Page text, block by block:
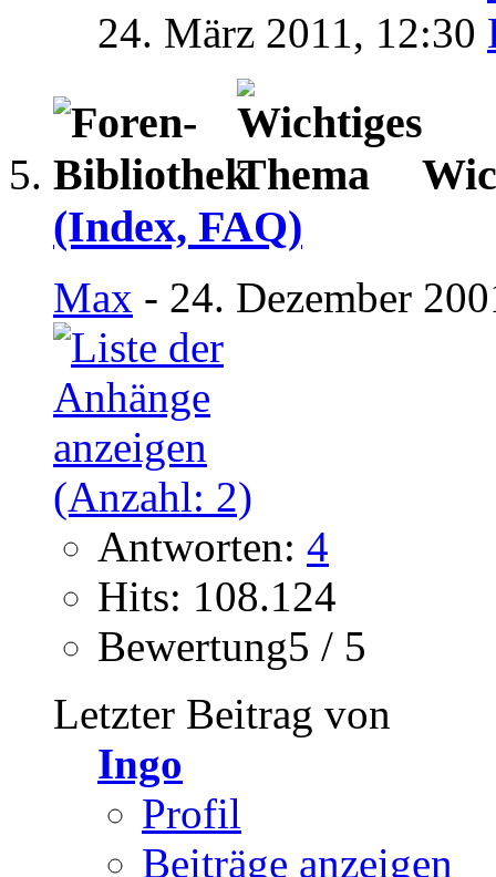
24. März 2011, 12:30
(Index, FAQ)
Max - 24. Dezember
Antworten: 4
Hits: 108.124
Bewertung5 / 5
Letzter Beitrag von
Ingo
Profil
Beiträge anzeigen